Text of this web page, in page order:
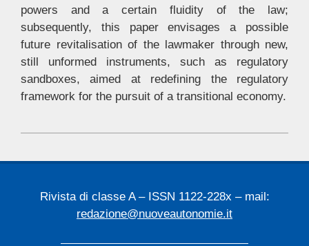
powers and a certain fluidity of the law;
subsequently, this paper envisages a possible
future revitalisation of the lawmaker through new,
still unformed instruments, such as regulatory
sandboxes, aimed at redefining the regulatory
framework for the pursuit of a transitional economy.
02-
Rivista di classe A – ISSN 1122-228x – mail:
redazione@nuoveautonomie.it